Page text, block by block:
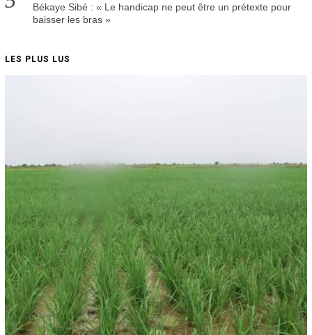
Békaye Sibé : « Le handicap ne peut être un prétexte pour
baisser les bras »
LES PLUS LUS